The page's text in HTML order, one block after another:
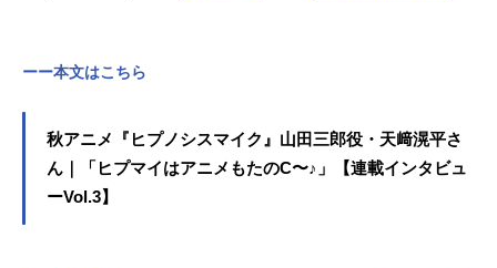
ーー本文はこちら
秋アニメ『ヒプノシスマイク』山田三郎役・天﨑滉平さ
ん｜「ヒプマイはアニメもたのC〜♪」【連載インタビュ
ーVol.3】